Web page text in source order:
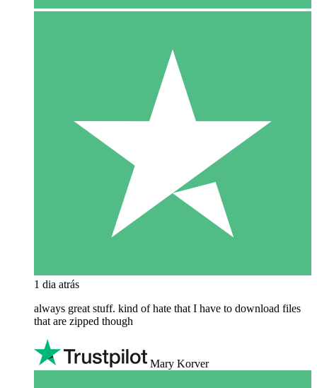
1 dia atrás
always great stuff. kind of hate that I have to download files
that are zipped though
Mary Korver